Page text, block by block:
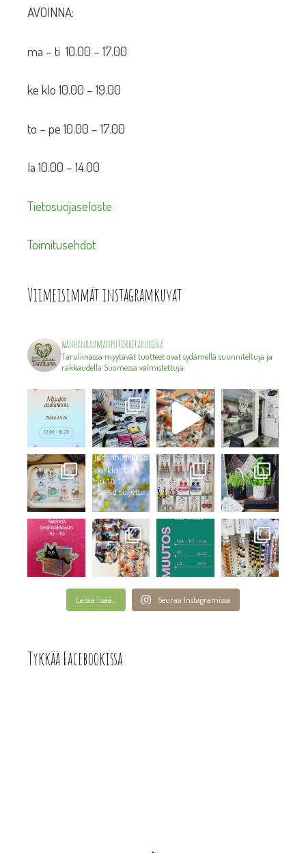
AVOINNA:
ma – ti 10.00 – 17.00
ke klo 10.00 – 19.00
to – pe 10.00 – 17.00
la 10.00 – 14.00
Tietosuojaseloste
Toimitusehdot
Viimeisimmät instagramkuvat
wanhanraumanputiikkitaruliina
Taruliinassa myytävät tuotteet ovat sydämellä suunniteltuja ja
rakkaudella Suomessa valmistettuja.
Lataa lisää... Seuraa Instagramissa
Tykkää Facebookissa